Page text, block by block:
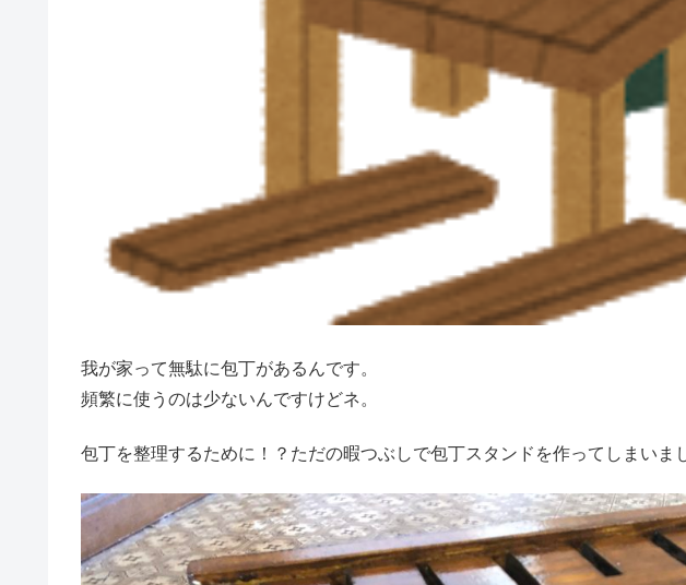
我が家って無駄に包丁があるんです。
頻繁に使うのは少ないんですけどネ。
包丁を整理するために！？ただの暇つぶしで包丁スタンドを作ってしまいま